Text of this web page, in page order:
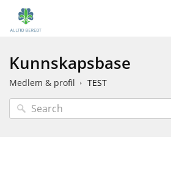
Kunnskapsbase
Medlem & profil TEST